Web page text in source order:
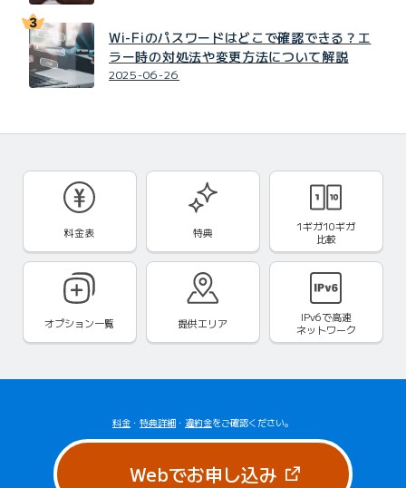
Wi-Fiのパスワードはどこで確認できる？エ
ラー時の対処法や変更方法について解説
2025-06-26
料金表 特典
1ギガ10ギガ
比較
オプション一覧 提供エリア IPv6で高速
ネットワーク
料金 ・ 特典詳細 ・ 違約金をご確認ください。
Webでお申し込み（新しいタブ